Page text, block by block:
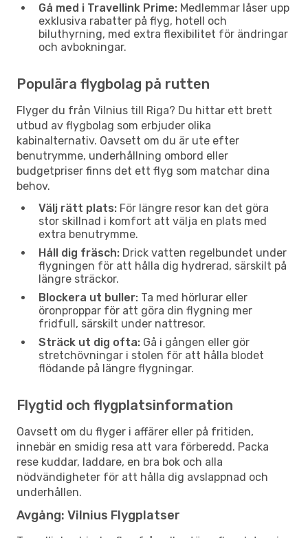
Gå med i Travellink Prime: Medlemmar låser upp
exklusiva rabatter på flyg, hotell och
biluthyrning, med extra flexibilitet för ändringar
och avbokningar.
Populära flygbolag på rutten
Flyger du från Vilnius till Riga? Du hittar ett brett
utbud av flygbolag som erbjuder olika
kabinalternativ. Oavsett om du är ute efter
benutrymme, underhållning ombord eller
budgetpriser finns det ett flyg som matchar dina
behov.
Välj rätt plats: För längre resor kan det göra
stor skillnad i komfort att välja en plats med
extra benutrymme.
Håll dig fräsch: Drick vatten regelbundet under
flygningen för att hålla dig hydrerad, särskilt på
längre sträckor.
Blockera ut buller: Ta med hörlurar eller
öronproppar för att göra din flygning mer
fridfull, särskilt under nattresor.
Sträck ut dig ofta: Gå i gången eller gör
stretchövningar i stolen för att hålla blodet
flödande på längre flygningar.
Flygtid och flygplatsinformation
Oavsett om du flyger i affärer eller på fritiden,
innebär en smidig resa att vara förberedd. Packa
rese kuddar, laddare, en bra bok och alla
nödvändigheter för att hålla dig avslappnad och
underhållen.
Avgång: Vilnius Flygplatser